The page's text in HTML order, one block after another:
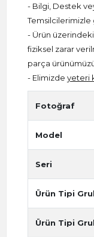
- Bilgi, Destek
Temsilcilerimizle
- Ürün
fiziksel zarar
parça
- Elimizde yeteri
Fotoğraf
Model
Seri
Ürün Tipi
Ürün Tipi